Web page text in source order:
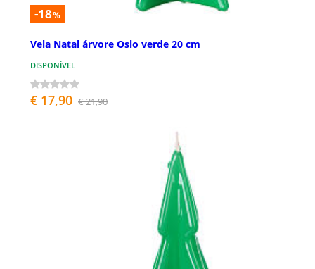
-18%
Vela Natal árvore Oslo verde 20 cm
DISPONÍVEL
€ 17,90 € 21,90